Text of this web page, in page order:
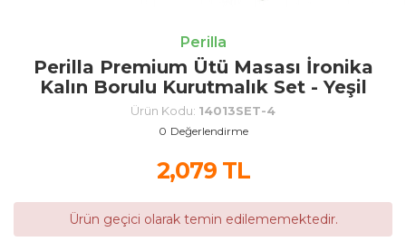
Perilla
Perilla Premium Ütü Masası İronika
Kalın Borulu Kurutmalık Set - Yeşil
Ürün Kodu: 14013SET-4
0 Değerlendirme
2,079TL
Ürün geçici olarak temin edilememektedir.